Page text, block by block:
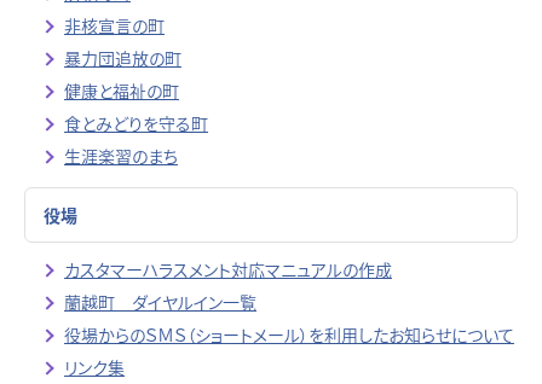
非核宣言の町
暴力団追放の町
健康と福祉の町
食とみどりを守る町
生涯楽習のまち
役場
カスタマーハラスメント対応マニュアルの作成
蘭越町 ダイヤルイン一覧
役場からのＳＭＳ（ショートメール）を利用したお知らせについて
リンク集